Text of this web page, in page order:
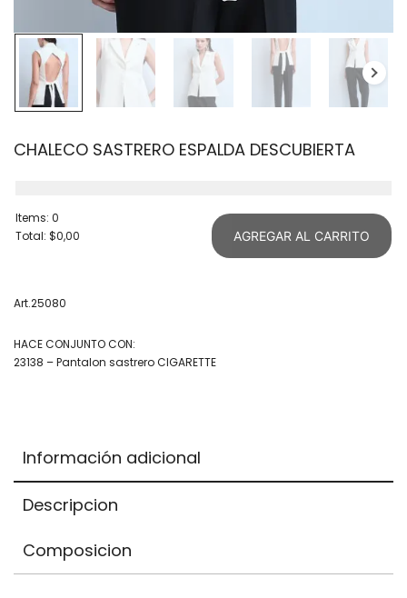
CHALECO SASTRERO ESPALDA DESCUBIERTA
Items: 0
Total: $0,00
Your
is
AGREGAR AL CARRITO
Art.25080
HACE CONJUNTO CON:
23138 – Pantalon sastrero CIGARETTE
Información adicional
Descripcion
Composicion